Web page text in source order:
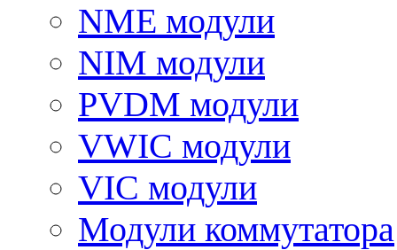
NME модули
NIM модули
PVDM модули
VWIC модули
VIC модули
Модули коммутатора